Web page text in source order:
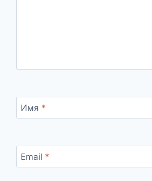
Имя *
Email *